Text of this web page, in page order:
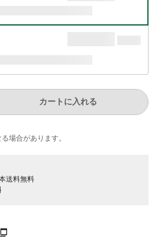
カートに入れる
場合が​あります。
送料無料